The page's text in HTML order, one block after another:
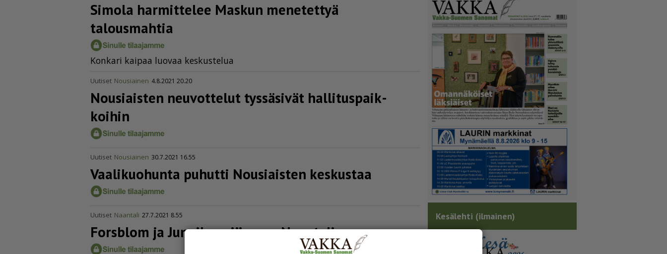
Simola harmittelee Maskun menetettyä
talousmahtia
Kon­ka­ri kai­paa luo­vaa kes­kus­te­lua
Uutiset Nousiainen 4.8.2021 20.20
Nousiaisten neuvottelut tyssäsivät halli­tus­paik­
koihin
Uutiset Nousiainen 30.7.2021 16.55
Vaalikuohunta puhutti Nousiaisten keskustaa
Uutiset Naantali 27.7.2021 8.55
Forsblom ja Junnila nuijimaan Naantalissa
Kesälehti (ilmainen)